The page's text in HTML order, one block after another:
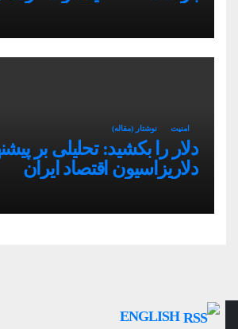
امنیت نوشتار (مقاله)
دلار را بکشید: تحلیلی بر
دلاریزاسیون اقتصاد ایران
ENGLISH